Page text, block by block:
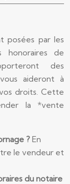
posées par les
honoraires de
des
aideront à
droits. Cette
la *vente
? En
le vendeur et
du notaire